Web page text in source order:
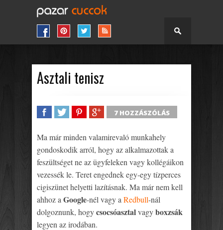
Asztali tenisz
7 HOZZÁSZÓLÁS
Ma már minden valamirevaló munkahely
gondoskodik arról, hogy az alkalmazottak a
feszültséget ne az ügyfeleken vagy kollégáikon
vezessék le. Teret engednek egy-egy tízperces
cigiszünet helyetti lazításnak. Ma már nem kell
ahhoz a Google-nél vagy a Redbull-nál
dolgoznunk, hogycsocsóasztalvagyboxzsák
legyen az irodában.